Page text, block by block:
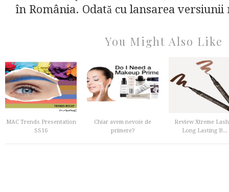
în România. Odată cu lansarea
You Might Also Like
MAC Trends Presentation
SS16
Chiar avem nevoie de
primere?
Review Xtreme
Long Lasting B...